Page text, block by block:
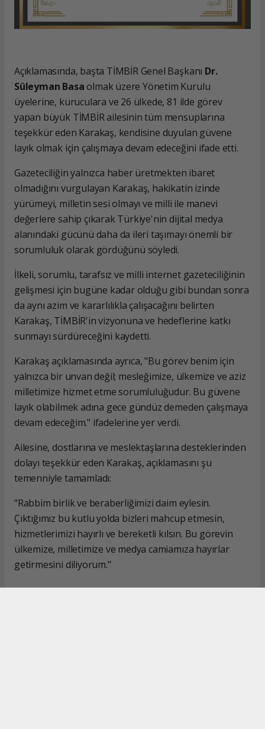
Açıklamasında, başta TİMBİR Genel Başkanı Dr.
Süleyman Basaolmak üzere Yönetim Kurulu
üyelerine, kuruculara ve 26 ülkede, 81 ilde görev
yapan büyük TİMBİR ailesinin tüm mensuplarına
teşekkür eden Karakaş, kendisine duyulan güvene
layık olmak için çalışmaya devam edeceğini ifade etti.
Gazeteciliğin yalnızca haber üretmekten ibaret
olmadığını vurgulayan Karakaş, hakikatin izinde
yürümeyi, milletin sesi olmayı ve milli ile manevi
değerlere sahip çıkarak Türkiye'nin dijital medya
alanındaki gücünü daha da ileri taşımayı önemli bir
sorumluluk olarak gördüğünü söyledi.
İlkeli, sorumlu, tarafsız ve milli internet gazeteciliğinin
gelişmesi için bugüne kadar olduğu gibi bundan sonra
da aynı azim ve kararlılıkla çalışacağını belirten
Karakaş, TİMBİR'in vizyonuna ve hedeflerine katkı
sunmayı sürdüreceğini kaydetti.
Karakaş açıklamasında ayrıca, "Bu görev benim için
yalnızca bir unvan değil; mesleğimize, ülkemize ve aziz
milletimize hizmet etme sorumluluğudur. Bu güvene
layık olabilmek adına gece gündüz demeden çalışmaya
devam edeceğim." ifadelerine yer verdi.
Ailesine, dostlarına ve meslektaşlarına desteklerinden
dolayı teşekkür eden Karakaş, açıklamasını şu
temenniyle tamamladı:
"Rabbim birlik ve beraberliğimizi daim eylesin.
Çıktığımız bu kutlu yolda bizleri mahcup etmesin,
hizmetlerimizi hayırlı ve bereketli kılsın. Bu görevin
ülkemize, milletimize ve medya camiamıza hayırlar
getirmesini diliyorum."